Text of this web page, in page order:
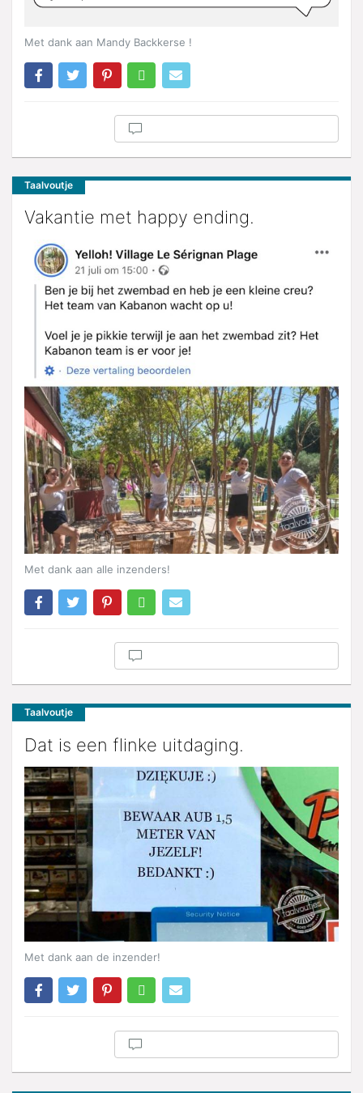
Met dank aan Mandy Backkerse !
Taalvoutje
Vakantie met happy ending.
Met dank aan alle inzenders!
Taalvoutje
Dat is een flinke uitdaging.
Met dank aan de inzender!